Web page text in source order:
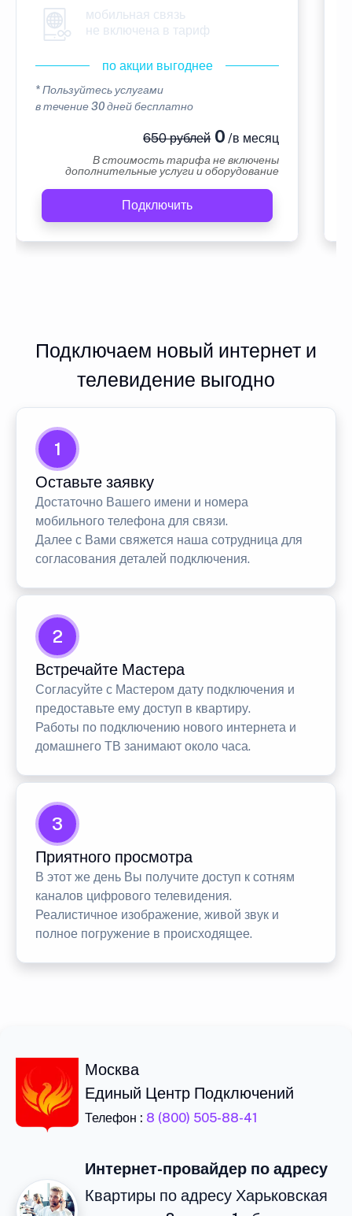
мобильная связь
не включена в тариф
по акции выгоднее
* Пользуйтесь услугами
в течение 30 дней бесплатно
650 рублей0 /в месяц
В стоимость тарифа не включены
дополнительные услуги и оборудование
Подключить
Подключаем новый интернет и
телевидение выгодно
1
Оставьте заявку
Достаточно Вашего имени и номера
мобильного телефона для связи.
Далее с Вами свяжется наша сотрудница для
согласования деталей подключения.
2
Встречайте Мастера
Согласуйте с Мастером дату подключения и
предоставьте ему доступ в квартиру.
Работы по подключению нового интернета и
домашнего ТВ занимают около часа.
3
Приятного просмотра
В этот же день Вы получите доступ к сотням
каналов цифрового телевидения.
Реалистичное изображение, живой звук и
полное погружение в происходящее.
Москва
Единый Центр Подключений
Телефон : 8 (800) 505-88-41
Интернет-провайдер по адресу
Квартиры по адресу Харьковская